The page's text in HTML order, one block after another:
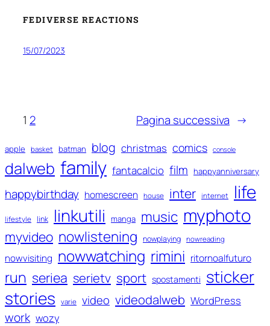
FEDIVERSE REACTIONS
15/07/2023
1 2 Pagina successiva →
apple basket batman blog christmas comics console
dalweb family fantacalcio film happyanniversary
happybirthday homescreen house inter internet life
lifestyle link linkutili manga music myphoto
myvideo nowlistening nowplaying nowreading
nowvisiting nowwatching rimini ritornoalfuturo
run seriea serietv sport spostamenti sticker
stories
varie video videodalweb WordPress
work wozy